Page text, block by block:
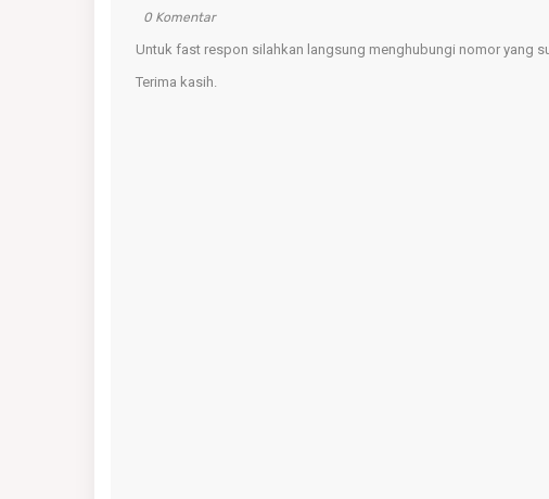
0 Komentar
Untuk fast respon silahkan langsung menghubungi nomor yang
Terima kasih.